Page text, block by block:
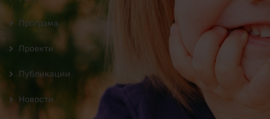
Програмa
Проекти
Публикации
Новости